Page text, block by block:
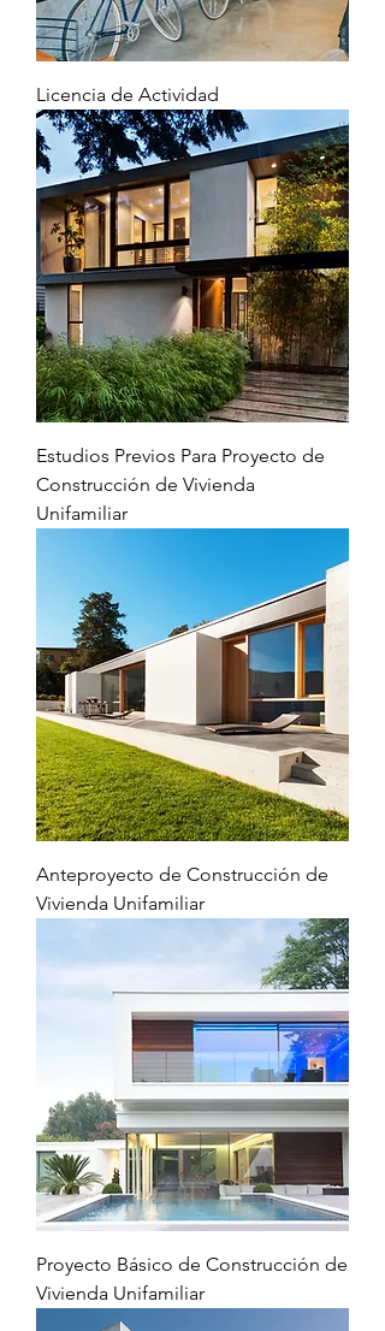
Licencia de Actividad
Estudios Previos Para Proyecto de
Construcción de Vivienda
Unifamiliar
Anteproyecto de Construcción de
Vivienda Unifamiliar
Proyecto Básico de Construcción de
Vivienda Unifamiliar